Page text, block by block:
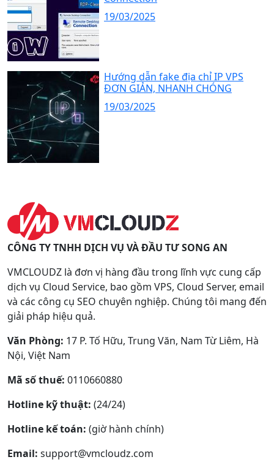
19/03/2025
Hướng dẫn fake địa chỉ IP VPS
ĐƠN GIẢN, NHANH CHÓNG
19/03/2025
CÔNG TY TNHH DỊCH VỤ VÀ ĐẦU TƯ SONG AN
VMCLOUDZ là đơn vị hàng đầu trong lĩnh vực cung cấp
dịch vụ Cloud Service, bao gồm VPS, Cloud Server, email
và các công cụ SEO chuyên nghiệp. Chúng tôi mang đến
giải pháp hiệu quả.
Văn Phòng: 17 P. Tố Hữu, Trung Văn, Nam Từ Liêm, Hà
Nội, Việt Nam
Mã số thuế: 0110660880
Hotline kỹ thuật: (24/24)
Hotline kế toán: (giờ hành chính)
Email: support@vmcloudz.com